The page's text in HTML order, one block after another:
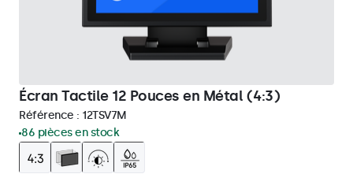
Écran Tactile 12 Pouces en Métal (4:3)
Référence : 12TSV7M
86 pièces en stock